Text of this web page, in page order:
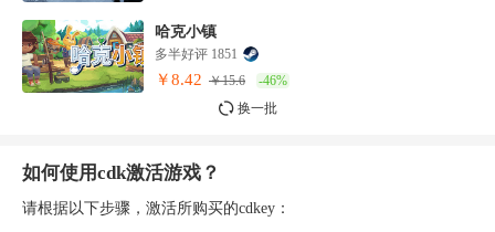
哈克小镇
多半好评 1851
￥8.42 ￥15.6
-46%
换一批
如何使用cdk激活游戏？
请根据以下步骤，激活所购买的cdkey：